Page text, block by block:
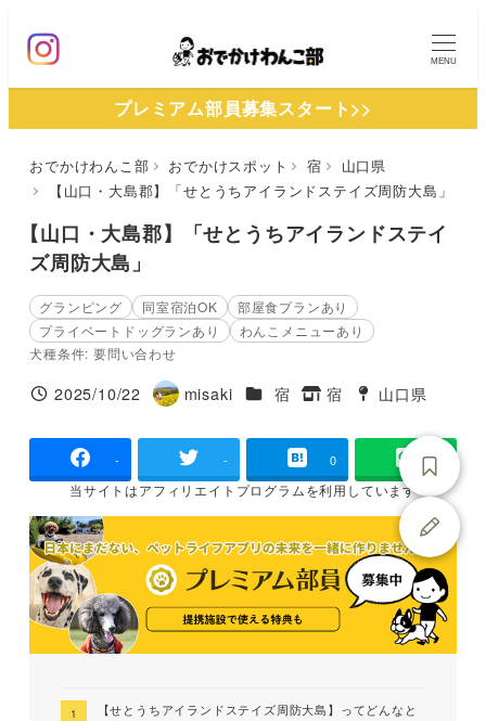
ン
MENU
プレミアム部員募集スタート>>
おでかけわんこ部 おでかけスポット 宿
山口県
【山口・大島郡】「せとうちアイランドステイズ周防大島」
【山口・大島郡】「せとうちアイランドステイ
ズ周防大島」
グランピング 同室宿泊OK
部屋食プランあり
プライベートドッグランあり
わんこメニューあり
犬種条件: 要問い合わせ
投稿日
2025/10/22
著
misaki 施設ジャンル
宿
タグ
宿
タグ
山口県
- - 0
当サイトはアフィリエイトプログラムを利用しています
【せとうちアイランドステイズ周防大島】ってどんなと